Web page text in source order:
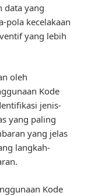
data yang
pola kecelakaan
yang lebih
oleh
Kode
jenis-
yang paling
yang jelas
langkah-
Kode